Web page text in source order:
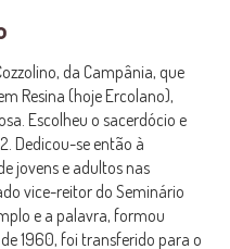
da Campânia, que
Resina (hoje Ercolano),
Escolheu o sacerdócio e
Dedicou-se então à
jovens e adultos nas
vice-reitor do Seminário
e a palavra, formou
1960, foi transferido para o